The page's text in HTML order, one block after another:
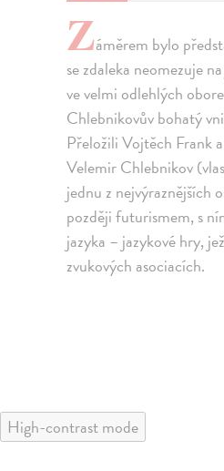
Záměrem bylo
se zdaleka neomezuje
ve velmi odlehlých
Chlebnikovův bohatý
Přeložili Vojtěch Frank
Velemir Chlebnikov
jednu z nejvýraznějších
později futurismem, s
jazyka – jazykové hry,
zvukových asociacích.
High-contrast mode